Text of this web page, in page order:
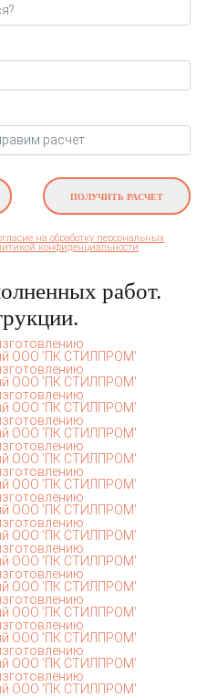
ПОЛУЧИТЬ РАСЧЕТ
на обработку персональных
конфиденциальности
работ.